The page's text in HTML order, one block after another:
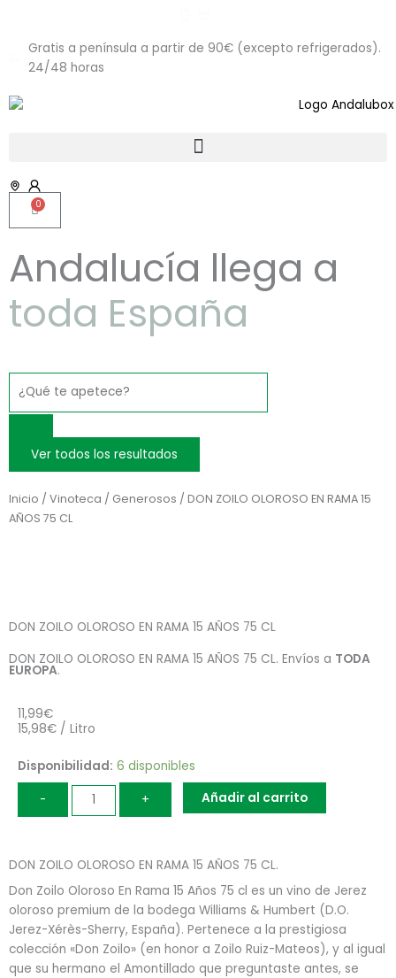
contenidoGratis a península a partir de 90€ (excepto refrigerados).
24/48 horas
0
Carrito
Andalucía llega a
toda España
Ver todos los resultados
Inicio / Vinoteca / Generosos / DON ZOILO OLOROSO EN RAMA 15
AÑOS 75 CL
DON ZOILO OLOROSO EN RAMA 15 AÑOS 75 CL
DON ZOILO OLOROSO EN RAMA 15 AÑOS 75 CL. Envíos a TODA
EUROPA.
11,99€
15,98€ / Litro
Disponibilidad: 6 disponibles
-
DON
ZOILO
OLOROSO
15
AÑOS
CL
cantidad
+ Añadir al carrito
DON ZOILO OLOROSO EN RAMA 15 AÑOS 75 CL.
Don Zoilo Oloroso En Rama 15 Años 75 cl es un vino de Jerez
oloroso premium de la bodega Williams & Humbert (D.O.
Jerez-Xérès-Sherry, España). Pertenece a la prestigiosa
colección «Don Zoilo» (en honor a Zoilo Ruiz-Mateos), y al igual
que su hermano el Amontillado que preguntaste antes, se